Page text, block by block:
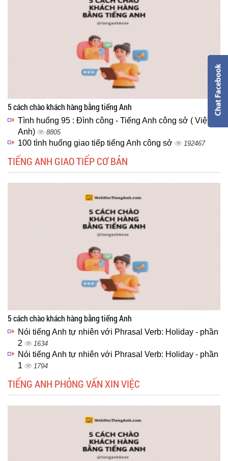
5 cách chào khách hàng bằng tiếng Anh
Tình huống 95 : Đình công - Tiếng Anh công sở ( Việt -
Anh)
8805
100 tình huống giao tiếp tiếng Anh công sở 192467
TIẾNG ANH GIAO TIẾP CƠ BẢN
5 cách chào khách hàng bằng tiếng Anh
Nói tiếng Anh tự nhiên với Phrasal Verb: Holiday - phần
2
1634
Nói tiếng Anh tự nhiên với Phrasal Verb: Holiday - phần
1
1794
TIẾNG ANH PHỎNG VẤN XIN VIỆC